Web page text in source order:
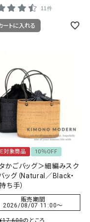
11件
ートに入れる
対象商品 10％OFF
かごバッグ＞細編みスク
ッグ（Natural／Black・
ち手）
販売期間
2026/08/07 11:00〜
17,600のところ